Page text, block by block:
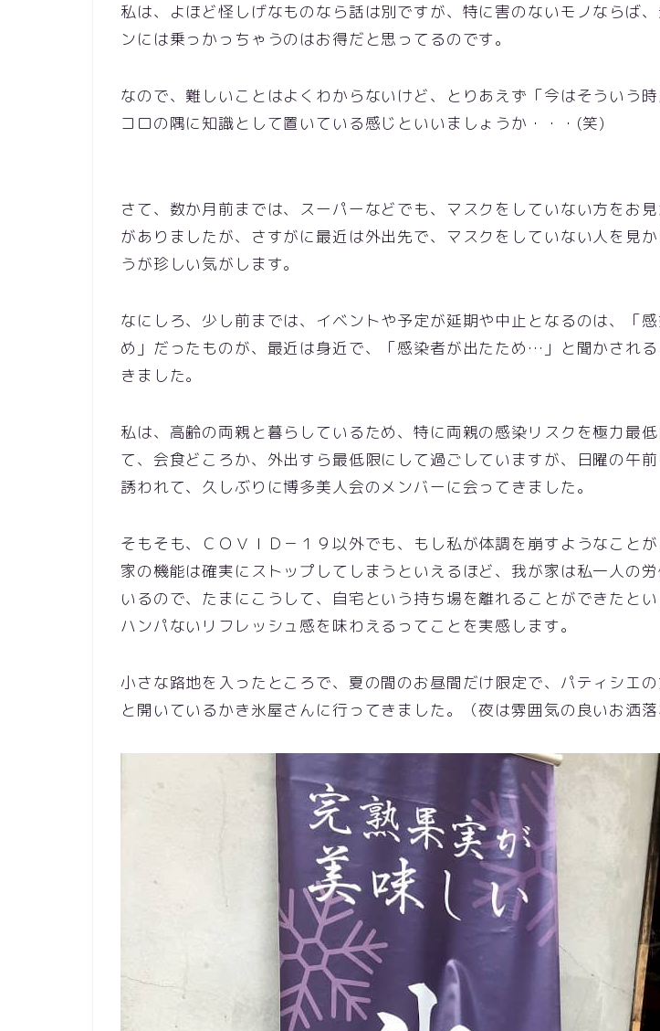
私は、よほど怪しげなものなら話は別ですが、特に害のないモノならば
ンには乗っかっちゃうのはお得だと思ってるのです。
なので、難しいことはよくわからないけど、とりあえず「今はそういう
コロの隅に知識として置いている感じといいましょうか・・・(笑)
さて、数か月前までは、スーパーなどでも、マスクをしていない方をお
がありましたが、さすがに最近は外出先で、マスクをしていない人を見
うが珍しい気がします。
なにしろ、少し前までは、イベントや予定が延期や中止となるのは、「
め」だったものが、最近は身近で、「感染者が出たため…」と聞かされ
きました。
私は、高齢の両親と暮らしているため、特に両親の感染リスクを極力最低
て、会食どころか、外出すら最低限にして過ごしていますが、日曜の午
誘われて、久しぶりに博多美人会のメンバーに会ってきました。
そもそも、ＣＯＶＩＤ－１９以外でも、もし私が体調を崩すようなこと
家の機能は確実にストップしてしまうといえるほど、我が家は私一人の
いるので、たまにこうして、自宅という持ち場を離れることができたとい
ハンパないリフレッシュ感を味わえるってことを実感します。
小さな路地を入ったところで、夏の間のお昼間だけ限定で、パティシエ
と開いているかき氷屋さんに行ってきました。（夜は雰囲気の良いお洒落